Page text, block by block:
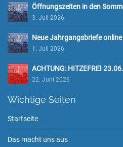
Öffnungszeiten in den
3. Juli 2026
Neue Jahrgangsbriefe online
1. Juli 2026
ACHTUNG: HITZEFREI
22. Juni 2026
Wichtige Seiten
Startseite
Das macht uns aus